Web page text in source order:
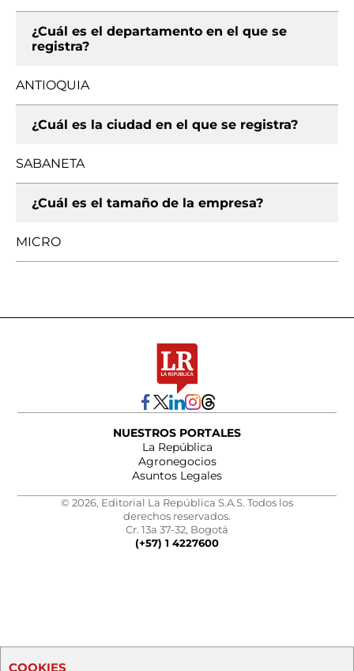
¿Cuál es el departamento en el que se
registra?
ANTIOQUIA
¿Cuál es la ciudad en el que se registra?
SABANETA
¿Cuál es el tamaño de la empresa?
MICRO
NUESTROS PORTALES
La República
Agronegocios
Asuntos Legales
© 2026, Editorial La República S.A.S. Todos los
derechos reservados.
Cr. 13a 37-32, Bogotá
(+57) 1 4227600
COOKIES